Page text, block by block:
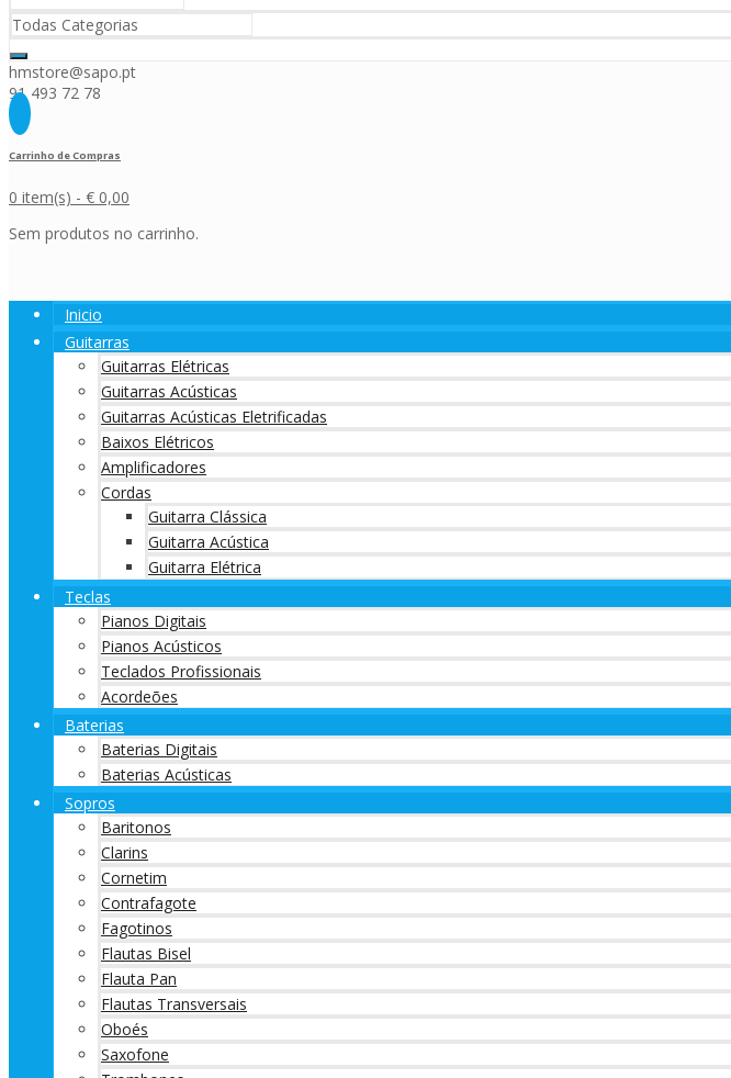
hmstore@sapo.pt
91 493 72 78
Carrinho de Compras
0 item(s) - € 0,00
Sem produtos no carrinho.
Inicio
Guitarras
Guitarras Elétricas
Guitarras Acústicas
Guitarras Acústicas Eletrificadas
Baixos Elétricos
Amplificadores
Cordas
Guitarra Clássica
Guitarra Acústica
Guitarra Elétrica
Teclas
Pianos Digitais
Pianos Acústicos
Teclados Profissionais
Acordeões
Baterias
Baterias Digitais
Baterias Acústicas
Sopros
Baritonos
Clarins
Cornetim
Contrafagote
Fagotinos
Flautas Bisel
Flauta Pan
Flautas Transversais
Oboés
Saxofone